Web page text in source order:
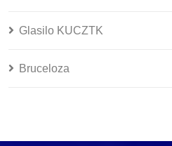
Glasilo KUCZTK
Bruceloza